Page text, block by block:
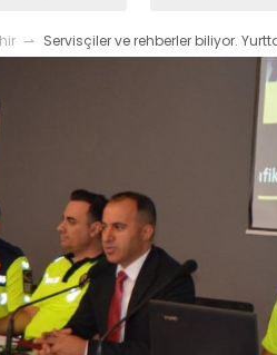
Servisçiler ve rehberler biliyor.